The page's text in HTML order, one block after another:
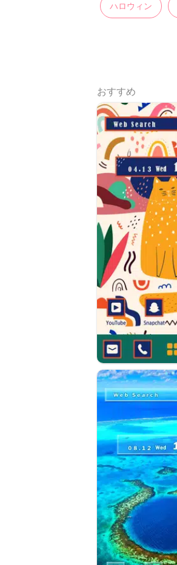
ハロウィン
おすすめ